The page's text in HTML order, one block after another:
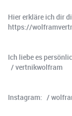
Hier erkläre ich dir
https://
Ich liebe es
/ vertnikwolfram
Instagram: /